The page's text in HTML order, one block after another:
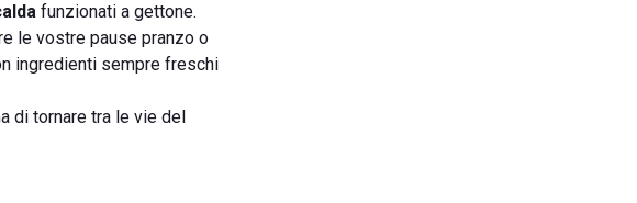
funzionati a gettone.
le vostre pause pranzo o
ingredienti sempre freschi
di tornare tra le vie del